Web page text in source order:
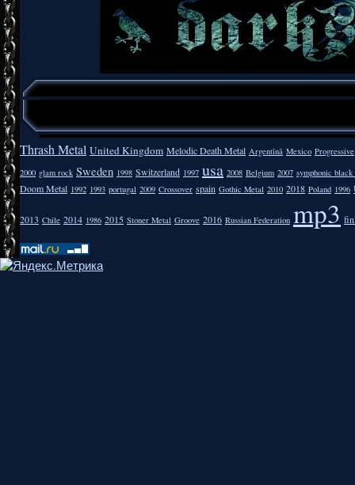
Thrash Metal United Kingdom Melodic Death Metal Argentīnā Mexico Progressive
2000 glam rock Sweden 1998 Switzerland 1997 usa 2008 Belgium 2007 symphonic
Doom Metal 1992 1993 portugal 2009 Crossover spain Gothic Metal 2010 2018 Poland 1996
2013 Chile 2014 1986 2015 Stoner Metal Groove 2016 Russian Federation mp3